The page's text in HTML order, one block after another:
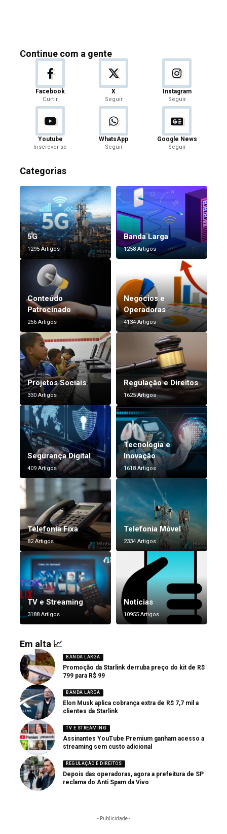
Continue com a gente
Facebook
Curtir
X
Seguir
Instagram
Seguir
Youtube
Inscrever-se
WhatsApp
Seguir
Google News
Seguir
Categorias
5G
1295 Artigos
Banda Larga
1258 Artigos
Conteúdo
Patrocinado
256 Artigos
Negócios e
Operadoras
4134 Artigos
Projetos Sociais
330 Artigos
Regulação e Direitos
1625 Artigos
Segurança Digital
409 Artigos
Tecnologia e
Inovação
1618 Artigos
Telefonia Fixa
82 Artigos
Telefonia Móvel
2334 Artigos
TV e Streaming
3188 Artigos
Notícias
10955 Artigos
Em alta 📈
BANDA LARGA
Promoção da Starlink derruba preço do kit de R$
799 para R$ 99
BANDA LARGA
Elon Musk aplica cobrança extra de R$ 7,7 mil a
clientes da Starlink
TV E STREAMING
Assinantes YouTube Premium ganham acesso a
streaming sem custo adicional
REGULAÇÃO E DIREITOS
Depois das operadoras, agora a prefeitura de SP
reclama do Anti Spam da Vivo
- Publicidade -